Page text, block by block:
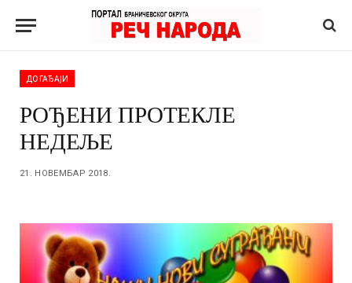
ДОГАЂАЈИ
РОЂЕНИ ПРОТЕКЛЕ
НЕДЕЉЕ
21. НОВЕМБАР 2018.